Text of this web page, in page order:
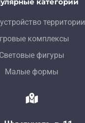
территории
комплексы
Световые фигуры
Малые формы